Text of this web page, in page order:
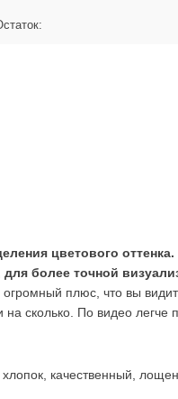
цветового
более точной
плюс, что вы
на сколько. По видео
качественный,